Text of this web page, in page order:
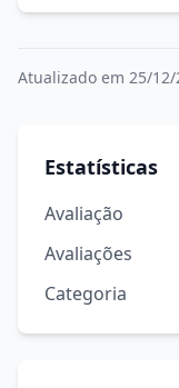
Atualizado em 25/12/
Estatísticas
Avaliação
Avaliações
Categoria